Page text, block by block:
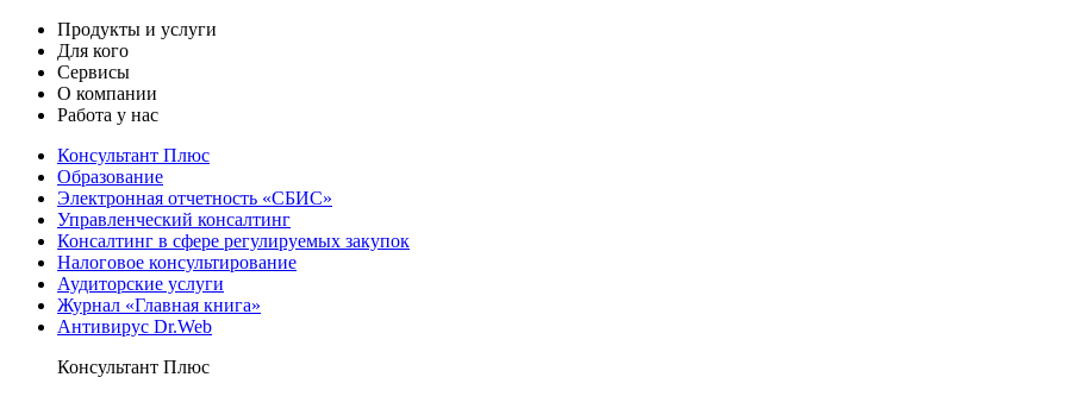
Продукты и услуги
Для кого
Сервисы
О компании
Работа у нас
Консультант Плюс
Образование
Электронная отчетность «СБИС»
Управленческий консалтинг
Консалтинг в сфере регулируемых закупок
Налоговое консультирование
Аудиторские услуги
Журнал «Главная книга»
Антивирус Dr.Web
Консультант Плюс